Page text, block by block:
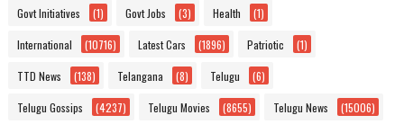
Govt Initiatives (1) Govt Jobs (3) Health (1)
International (10716) Latest Cars (1896) Patriotic (1)
TTD News (138) Telangana (8) Telugu (6)
Telugu Gossips (4237) Telugu Movies (8655) Telugu News (15006)